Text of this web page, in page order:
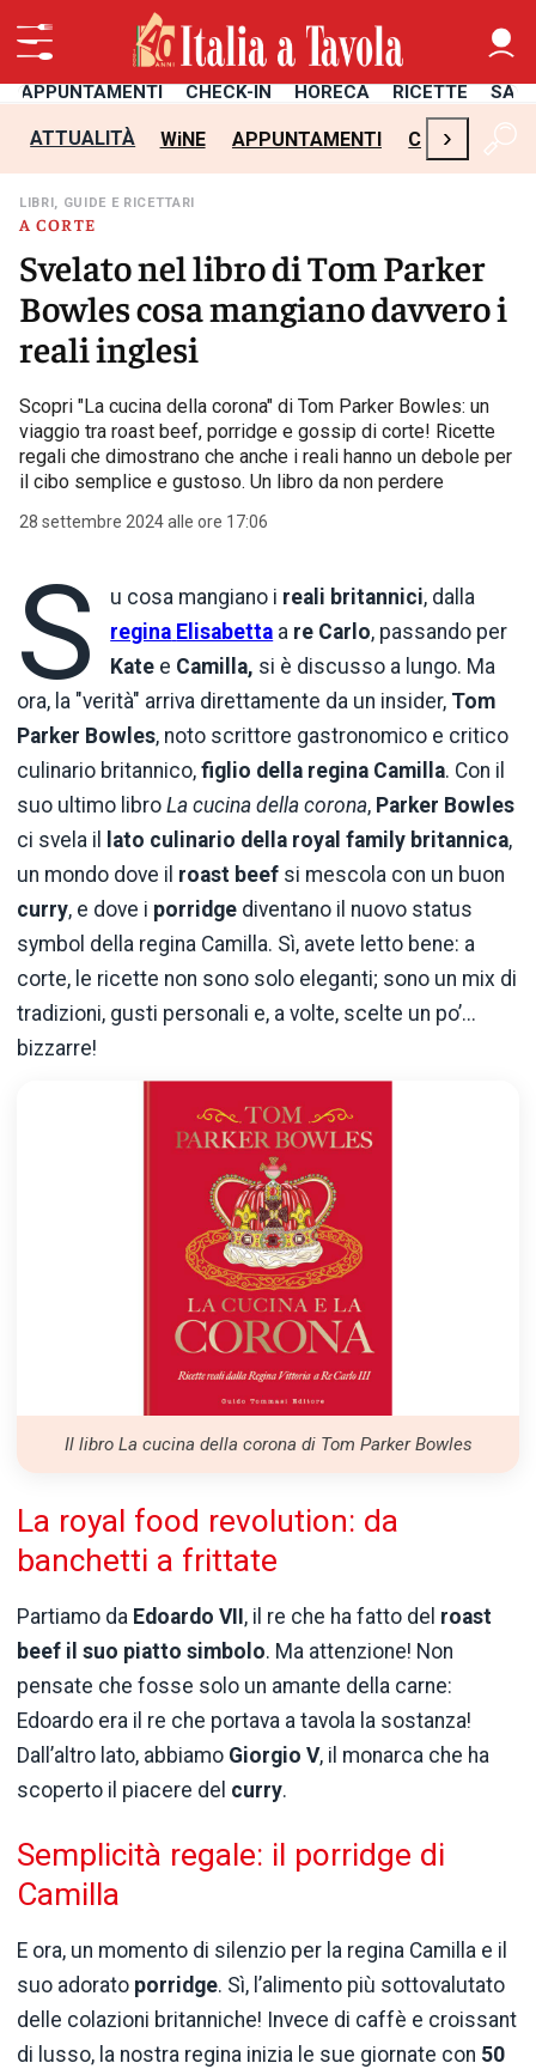
APPUNTAMENTI CHECK-IN HORECA RICETTE
ATTUALITÀ WiNE APPUNTAMENTI CHECK-IN
›
A CORTE
LIBRI, GUIDE E RICETTARI
Svelato nel libro di Tom Parker
Bowles cosa mangiano davvero i
reali inglesi
Scopri "La cucina della corona" di Tom Parker Bowles: un
viaggio tra roast beef, porridge e gossip di corte! Ricette
regali che dimostrano che anche i reali hanno un debole per
il cibo semplice e gustoso. Un libro da non perdere
28 settembre 2024 alle ore 17:06
S u cosa mangiano i reali britannici, dalla
regina Elisabetta a re Carlo, passando per
Kate e Camilla, si è discusso a lungo. Ma
ora, la "verità" arriva direttamente da un insider, Tom
Parker Bowles, noto scrittore gastronomico e critico
culinario britannico, figlio della regina Camilla. Con il
suo ultimo libro La cucina della corona, Parker Bowles
ci svela il
lato culinario della royal family britannica,
un mondo dove il roast beef si mescola con un buon
curry, e dove i porridge diventano il nuovo status
symbol della regina Camilla. Sì, avete letto bene: a
corte, le ricette non sono solo eleganti; sono un mix di
tradizioni, gusti personali e, a volte, scelte un po’...
bizzarre!
Il libro La cucina della corona di Tom Parker Bowles
La royal food revolution: da
banchetti a frittate
Partiamo da Edoardo VII, il re che ha fatto del roast
beef il suo piatto simbolo. Ma attenzione! Non
pensate che fosse solo un amante della carne:
Edoardo era il re che portava a tavola la sostanza!
Dall’altro lato, abbiamo Giorgio V, il monarca che ha
scoperto il piacere del curry.
Semplicità regale: il porridge di
Camilla
E ora, un momento di silenzio per la regina Camilla e il
suo adorato porridge. Sì, l’alimento più sottovalutato
delle colazioni britanniche! Invece di caffè e croissant
di lusso, la nostra regina inizia le sue giornate con 50